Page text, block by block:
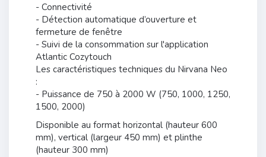
- Connectivité
- Détection automatique d’ouverture et
fermeture de fenêtre
- Suivi de la consommation sur l'application
Atlantic Cozytouch
Les caractéristiques techniques du Nirvana Neo
:
- Puissance de 750 à 2000 W (750, 1000, 1250,
1500, 2000)
Disponible au format horizontal (hauteur 600
mm), vertical (largeur 450 mm) et plinthe
(hauteur 300 mm)